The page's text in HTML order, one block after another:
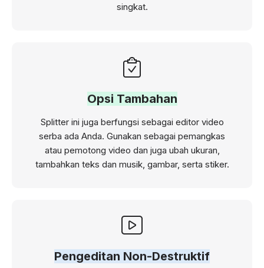
singkat.
Opsi Tambahan
Splitter ini juga berfungsi sebagai editor video
serba ada Anda. Gunakan sebagai pemangkas
atau pemotong video dan juga ubah ukuran,
tambahkan teks dan musik, gambar, serta stiker.
Pengeditan Non-Destruktif